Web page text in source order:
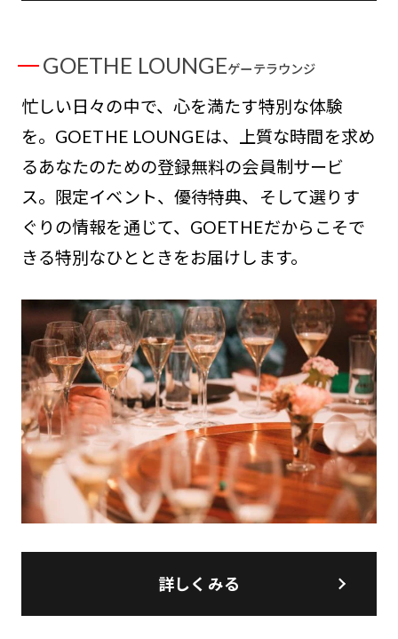
GOETHE LOUNGEゲーテラウンジ
忙しい日々の中で、心を満たす特別な体験
を。GOETHE LOUNGEは、上質な時間を求め
るあなたのための登録無料の会員制サービ
ス。限定イベント、優待特典、そして選りす
ぐりの情報を通じて、GOETHEだからこそで
きる特別なひとときをお届けします。
詳しくみる